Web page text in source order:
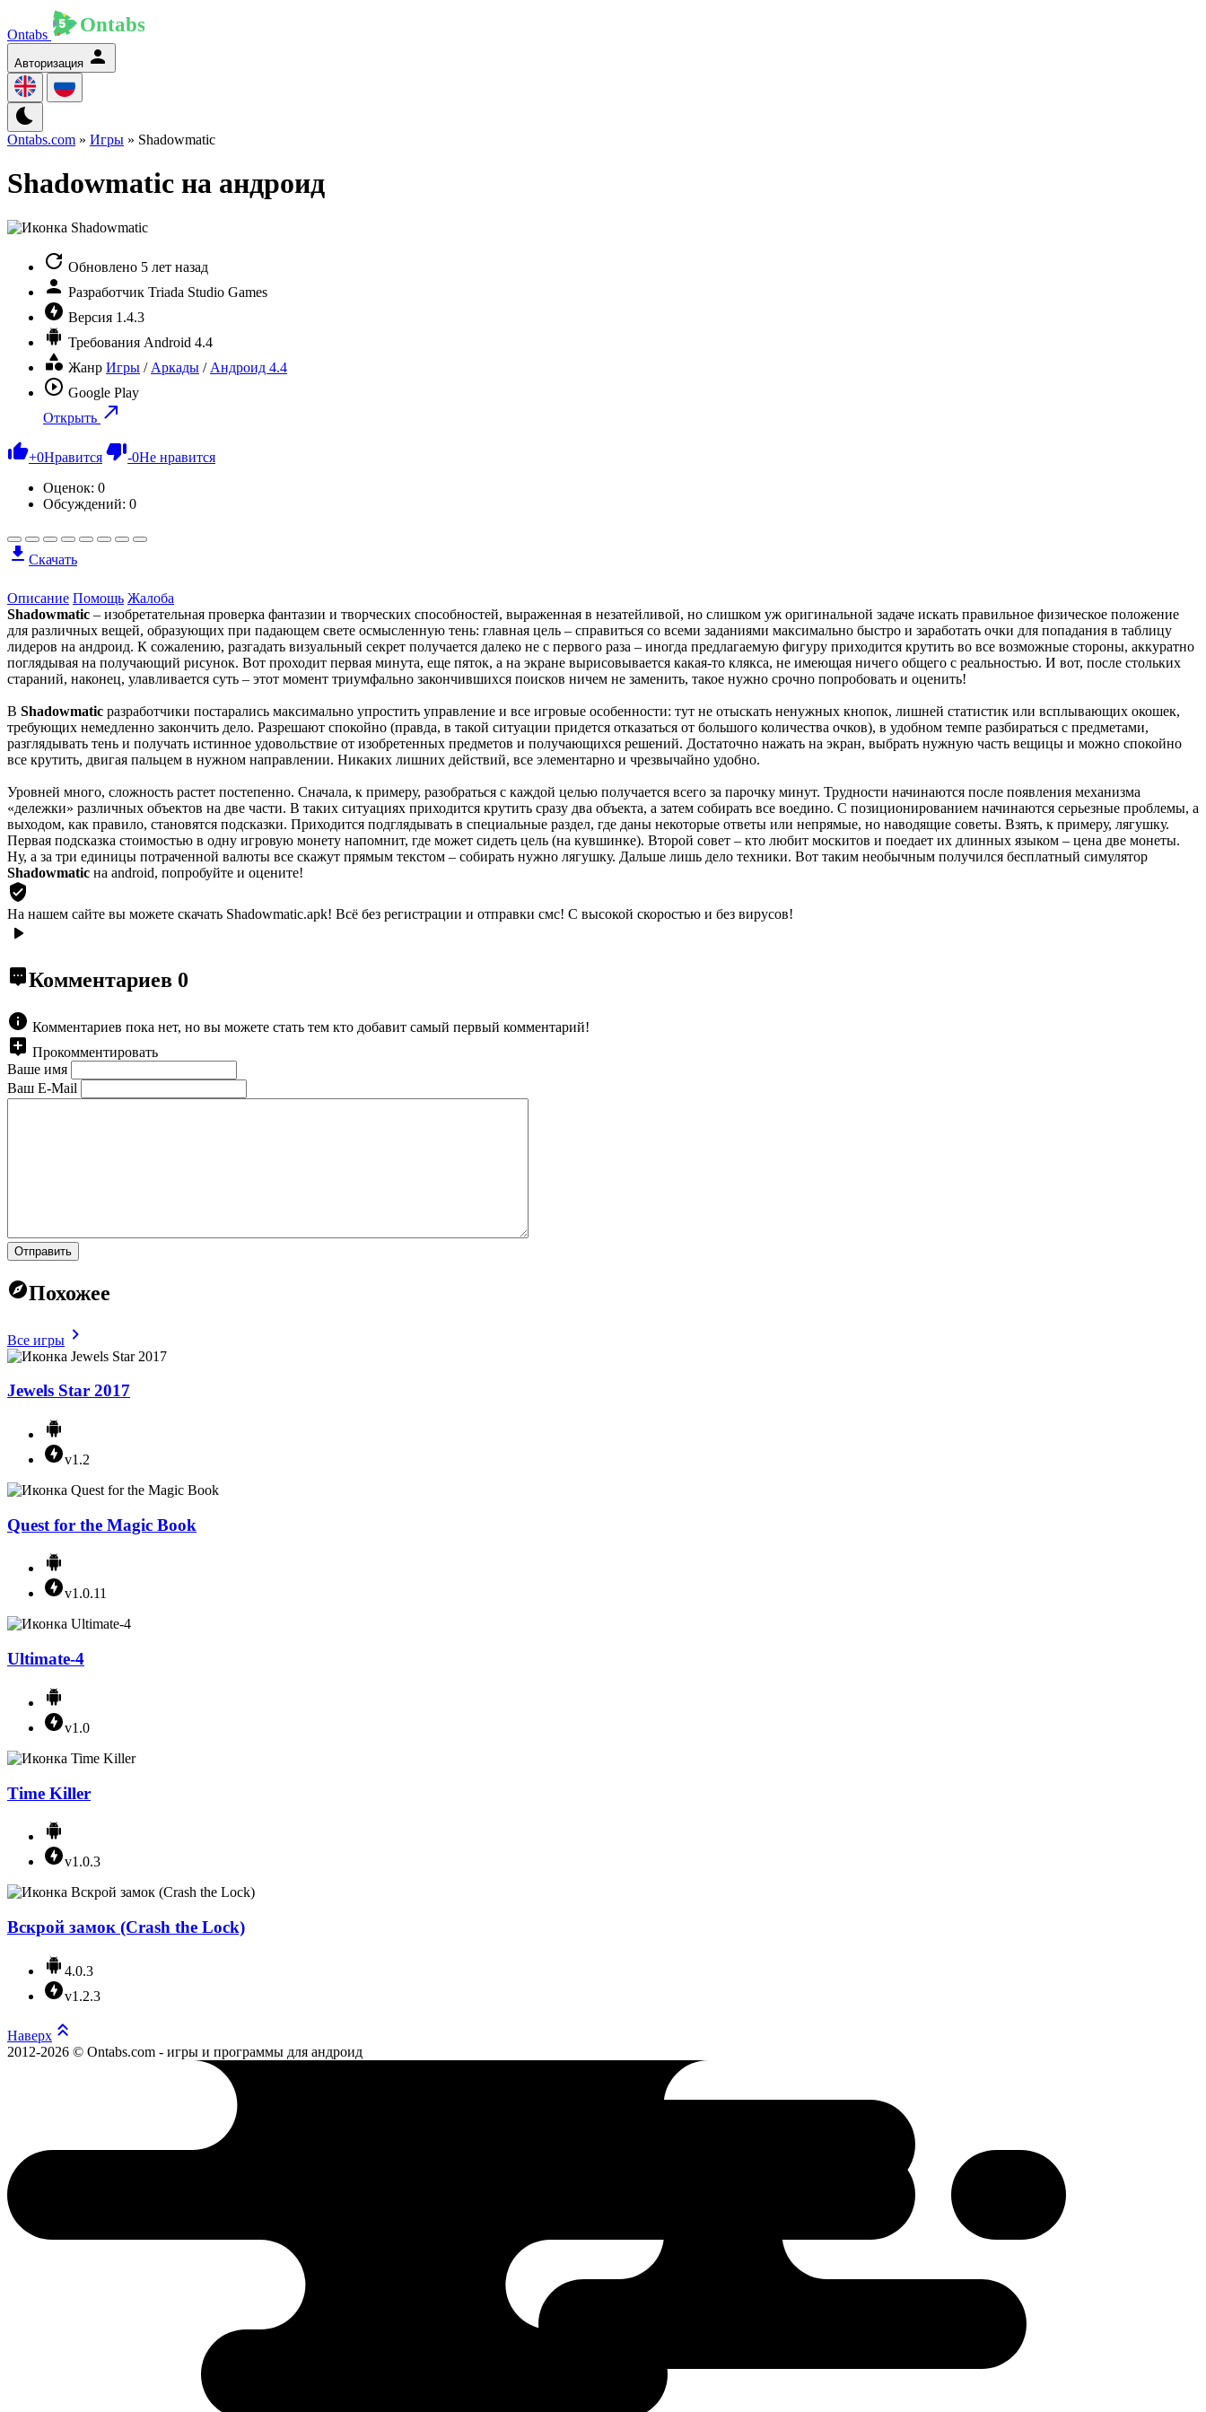
Ontabs
Авторизация
Ontabs.com » Игры » Shadowmatic
Shadowmatic на андроид
Обновлено 5 лет назад
Разработчик Triada Studio Games
Версия 1.4.3
Требования Android 4.4
Жанр Игры / Аркады / Андроид 4.4
Google Play
Открыть
+0Нравится -0Не нравится
Оценок: 0
Обсуждений: 0
Скачать
Описание Помощь Жалоба
Shadowmatic – изобретательная проверка фантазии и творческих способностей, выраженная в незатейливой, но слишком уж оригинальной задаче искать правильное физическое положение
для различных вещей, образующих при падающем свете осмысленную тень: главная цель – справиться со всеми заданиями максимально быстро и заработать очки для попадания в таблицу
лидеров на андроид. К сожалению, разгадать визуальный секрет получается далеко не с первого раза – иногда предлагаемую фигуру приходится крутить во все возможные стороны, аккуратно
поглядывая на получающий рисунок. Вот проходит первая минута, еще пяток, а на экране вырисовывается какая-то клякса, не имеющая ничего общего с реальностью. И вот, после стольких
стараний, наконец, улавливается суть – этот момент триумфально закончившихся поисков ничем не заменить, такое нужно срочно попробовать и оценить!
В Shadowmatic разработчики постарались максимально упростить управление и все игровые особенности: тут не отыскать ненужных кнопок, лишней статистик или всплывающих окошек,
требующих немедленно закончить дело. Разрешают спокойно (правда, в такой ситуации придется отказаться от большого количества очков), в удобном темпе разбираться с предметами,
разглядывать тень и получать истинное удовольствие от изобретенных предметов и получающихся решений. Достаточно нажать на экран, выбрать нужную часть вещицы и можно спокойно
все крутить, двигая пальцем в нужном направлении. Никаких лишних действий, все элементарно и чрезвычайно удобно.
Уровней много, сложность растет постепенно. Сначала, к примеру, разобраться с каждой целью получается всего за парочку минут. Трудности начинаются после появления механизма
«дележки» различных объектов на две части. В таких ситуациях приходится крутить сразу два объекта, а затем собирать все воедино. С позиционированием начинаются серьезные проблемы, а
выходом, как правило, становятся подсказки. Приходится подглядывать в специальные раздел, где даны некоторые ответы или непрямые, но наводящие советы. Взять, к примеру, лягушку.
Первая подсказка стоимостью в одну игровую монету напомнит, где может сидеть цель (на кувшинке). Второй совет – кто любит москитов и поедает их длинных языком – цена две монеты.
Ну, а за три единицы потраченной валюты все скажут прямым текстом – собирать нужно лягушку. Дальше лишь дело техники. Вот таким необычным получился бесплатный симулятор
Shadowmatic на android, попробуйте и оцените!
На нашем сайте вы можете скачать Shadowmatic.apk! Всё без регистрации и отправки смс! С высокой скоростью и без вирусов!
Комментариев 0
Комментариев пока нет, но вы можете стать тем кто добавит самый первый комментарий!
Прокомментировать
Ваше имя
Ваш E-Mail
Отправить
Похожее
Все игры
Jewels Star 2017
v1.2
Quest for the Magic Book
v1.0.11
Ultimate-4
v1.0
Time Killer
v1.0.3
Вскрой замок (Crash the Lock)
4.0.3
v1.2.3
Наверх
2012-2026 © Ontabs.com - игры и программы для андроид